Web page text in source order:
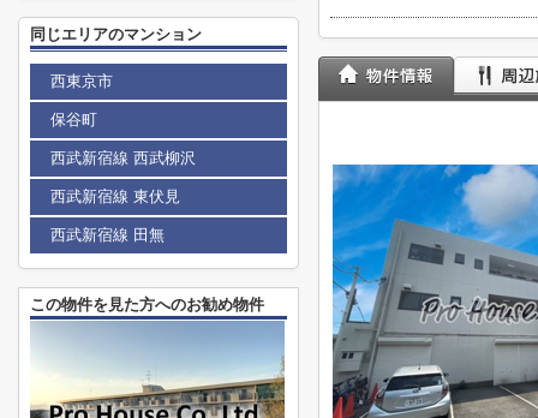
同じエリアのマンション
西東京市
保谷町
西武新宿線 西武柳沢
西武新宿線 東伏見
西武新宿線 田無
この物件を見た方へのお勧め物件